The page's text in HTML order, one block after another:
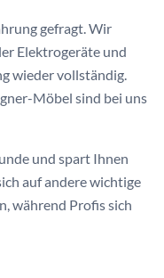
gefragt. Wir
Elektrogeräte und
wieder vollständig.
Möbel sind bei uns
und spart Ihnen
auf andere wichtige
während Profis sich